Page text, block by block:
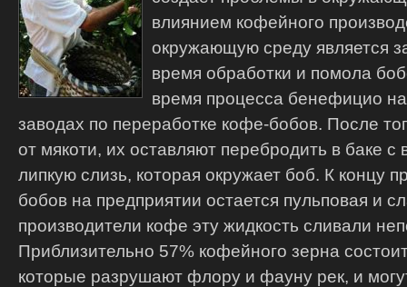
влиянием кофейного
окружающую среду является
время обработки и помола
время процесса бенефицио
заводах по переработке кофе-бобов. После
от мякоти, их оставляют перебродить в баке с
липкую слизь, которая окружает боб. К концу
бобов на предприятии остается пульповая и
производители кофе эту жидкость сливали
Приблизительно 57% кофейного зерна
которые разрушают флору и фауну рек, и